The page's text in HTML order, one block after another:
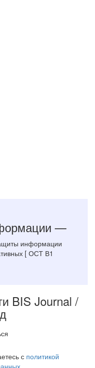
—
информации
[ ОСТ В1
BIS Journal /
с политикой